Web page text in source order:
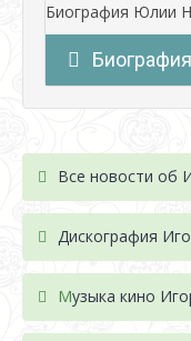
Биография Юлии
Все новости об
Дискография
Музыка кино